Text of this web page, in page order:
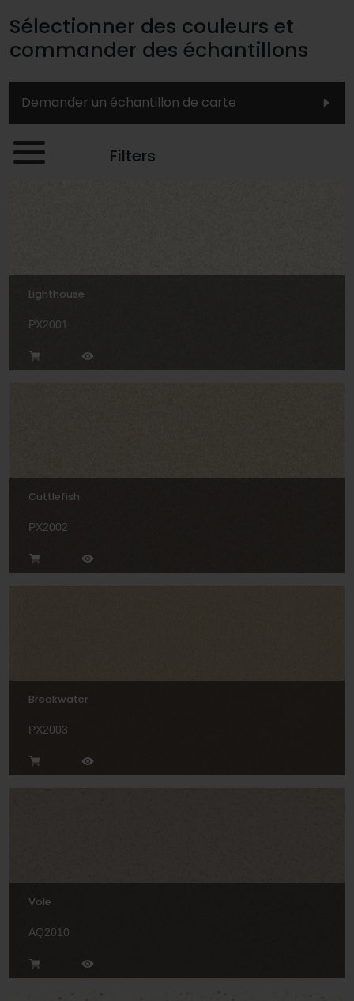
Sélectionner des couleurs et
commander des échantillons
Demander un échantillon de carte
Filters
Lighthouse
PX2001
Cuttlefish
PX2002
Breakwater
PX2003
Vole
AQ2010